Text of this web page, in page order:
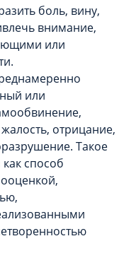
боль, вину,
внимание,
или
или
отрицание,
Такое
способ